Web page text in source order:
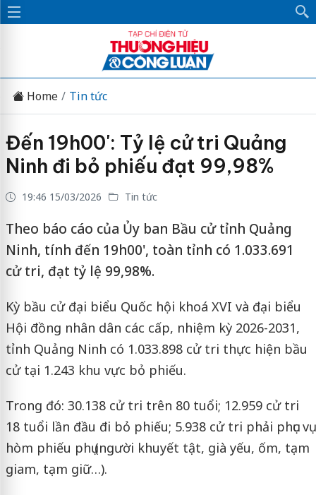
Home Tin tức
Đến 19h00': Tỷ lệ cử tri Quảng
Ninh đi bỏ phiếu đạt 99,98%
19:46 15/03/2026 Tin tức
Theo báo cáo của Ủy ban Bầu cử tỉnh Quảng
Ninh, tính đến 19h00', toàn tỉnh có 1.033.691
cử tri, đạt tỷ lệ 99,98%.
Kỳ bầu cử đại biểu Quốc hội khoá XVI và đại biểu
Hội đồng nhân dân các cấp, nhiệm kỳ 2026-2031,
tỉnh Quảng Ninh có 1.033.898 cử tri thực hiện bầu
cử tại 1.243 khu vực bỏ phiếu.
Trong đó: 30.138 cử tri trên 80 tuổi; 12.959 cử tri
18 tuổi lần đầu đi bỏ phiếu; 5.938 cử tri phải phục vụ
hòm phiếu phụ (người khuyết tật, già yếu, ốm, tạm
giam, tạm giữ…).